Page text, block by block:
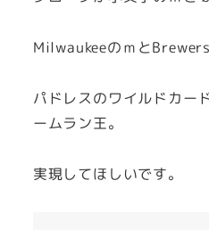
MilwaukeeのｍとBrewers
パドレスのワイルドカー
ームラン王。
実現してほしいです。